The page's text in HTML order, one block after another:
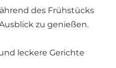
des Frühstücks
zu genießen.
leckere Gerichte